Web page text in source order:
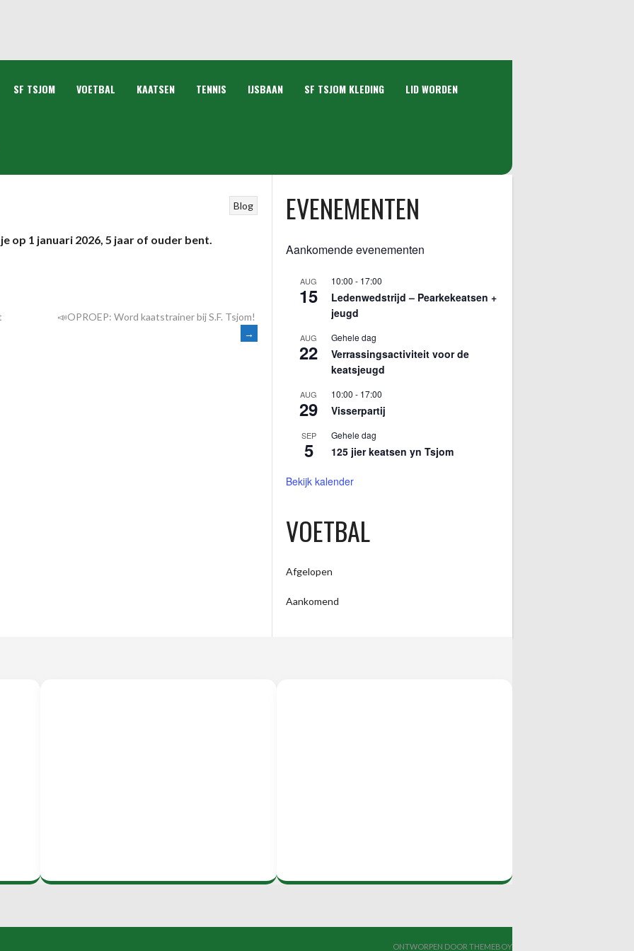
SF TSJOM VOETBAL KAATSEN TENNIS IJSBAAN SF TSJOM KLEDING LID WORDEN
Blog
op 1 januari 2026, 5 jaar of ouder bent.
📣OPROEP: Word kaatstrainer bij S.F. Tsjom!
→
EVENEMENTEN
Aankomende evenementen
AUG
15
10:00 - 17:00
Ledenwedstrijd – Pearkekeatsen +
jeugd
AUG
22
Gehele dag
Verrassingsactiviteit voor de
keatsjeugd
AUG
29
10:00 - 17:00
Visserpartij
SEP
5
Gehele dag
125 jier keatsen yn Tsjom
Bekijk kalender
VOETBAL
Afgelopen
Aankomend
ONTWORPEN DOOR THEMEBOY